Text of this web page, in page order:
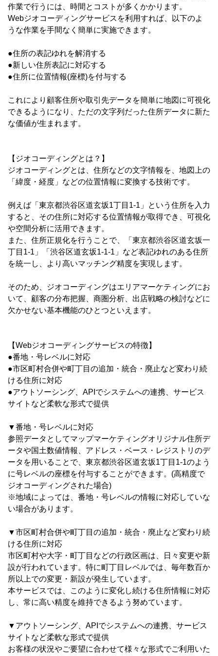
作業で行うには、時間とコストが多くかかります。
Webジオコーディングサービスを利用すれば、以下のよ
うな作業を手間なく簡単に実施できます。
●住所の表記ゆれを解消する
●新しい住所表記に対応する
●住所に位置情報(座標)を付与する
これにより顧客住所や取引先データを簡単に地図に可視化
できるようになり、ただの文字列だった住所データに新た
な価値が生まれます。
【ジオコーディングとは？】
ジオコーディングとは、住所などの文字情報を、地図上の
「緯度・経度」などの位置情報に変換する技術です。
例えば「東京都渋谷区道玄坂1丁目1-1」という住所を入力
すると、その住所に対応する位置情報が取得でき、可視化
や空間分析に活用できます。
また、住所正規化を行うことで、「東京都渋谷区道玄坂一
丁目1-1」「渋谷区道玄坂1-1-1」など表記ゆれのある住所
を統一し、より高いマッチング精度を実現します。
そのため、ジオコーディングはエリアマーケティングにお
いて、顧客の分布把握、商圏分析、出店戦略の検討などに
欠かせない基本機能のひとつといえます。
【Webジオコーディングサービスの特徴】
●番地・号レベルに対応
●市区町村合併や町丁目の追加・統合・廃止など変わり続
ける住所に対応
●アウトソーシング、APIでシステムへの連携、サービス
サイトなど柔軟な形式で提供
▼番地・号レベルに対応
参照データとしてマップマーケティングオリジナル住所デ
ータや国土数値情報、アドレス・ベース・レジストリのデ
ータを用いることで、東京都渋谷区道玄坂1丁目1-1のよう
に号レベルの座標を付与することができます。(高精度で
ジオコーディングされた場合)
※地域によっては、番地・号レベルの情報に対応していな
い場合があります。
▼市区町村合併や町丁目の追加・統合・廃止など変わり続
ける住所に対応
市区町村や大字・町丁目などの行政区画は、日々変更や新
設が行われています。特に町丁目レベルでは、毎年数百か
所以上での変更・新設が発生しています。
本サービスでは、このように変化し続ける住所情報に対応
し、常に高い精度を維持できるよう努めています。
▼アウトソーシング、APIでシステムへの連携、サービス
サイトなど柔軟な形式で提供
お客様の状況やご要望に合わせて様々な形式でご利用いた